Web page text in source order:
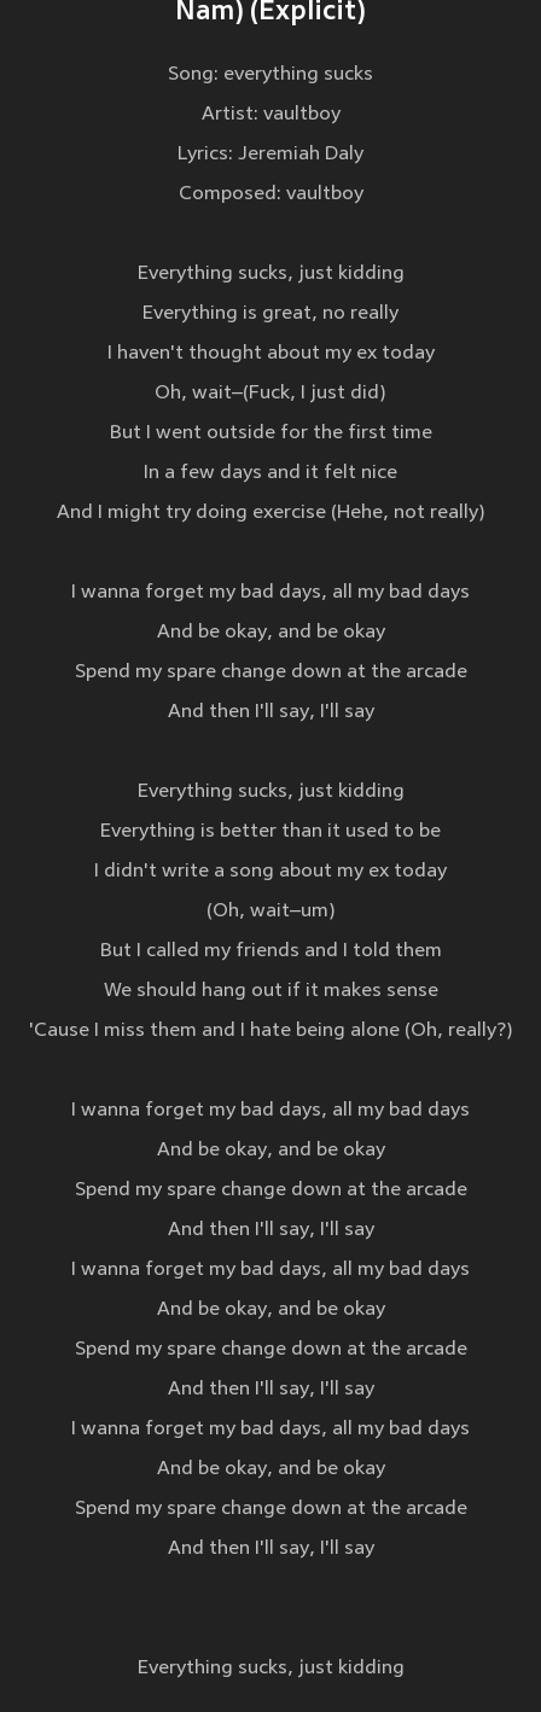
Nam) (Explicit)
Song: everything sucks
Artist: ​vaultboy
Lyrics: Jeremiah Daly
Composed: vaultboy
Everything sucks, just kidding
Everything is great, no really
I haven't thought about my ex today
Oh, wait–(Fuck, I just did)
But I went outside for the first time
In a few days and it felt nice
And I might try doing exercise (Hehe, not really)
I wanna forget my bad days, all my bad days
And be okay, and be okay
Spend my spare change down at the arcade
And then I'll say, I'll say
Everything sucks, just kidding
Everything is better than it used to be
I didn't write a song about my ex today
(Oh, wait–um)
But I called my friends and I told them
We should hang out if it makes sense
'Cause I miss them and I hate being alone (Oh, really?)
I wanna forget my bad days, all my bad days
And be okay, and be okay
Spend my spare change down at the arcade
And then I'll say, I'll say
I wanna forget my bad days, all my bad days
And be okay, and be okay
Spend my spare change down at the arcade
And then I'll say, I'll say
I wanna forget my bad days, all my bad days
And be okay, and be okay
Spend my spare change down at the arcade
And then I'll say, I'll say
Everything sucks, just kidding